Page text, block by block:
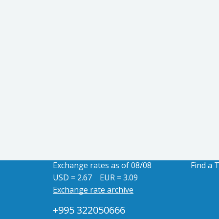
Exchange rates as of 08/08
USD = 2.67
EUR = 3.09
Exchange rate archive
+995 322050666
Find a